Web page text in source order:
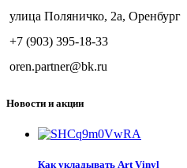
улица Поляничко, 2а, Оренбург
+7 (903) 395-18-33
oren.partner@bk.ru
Новости и акции
Как укладывать Art Vinyl